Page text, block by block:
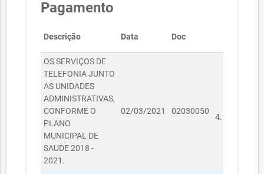
Pagamento
Descrição Data Doc
OS SERVIÇOS DE
TELEFONIA JUNTO
AS UNIDADES
ADMINISTRATIVAS,
CONFORME O
PLANO
MUNICIPAL DE
SAUDE 2018 -
2021.
02/03/2021 02030050
4.532,24